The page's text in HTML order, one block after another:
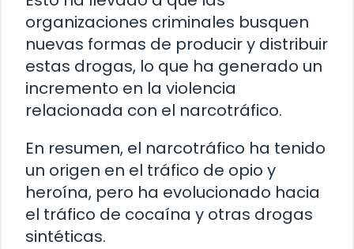
organizaciones criminales busquen
nuevas formas de producir y distribuir
estas drogas, lo que ha generado un
incremento en la violencia
relacionada con el narcotráfico.
En resumen, el narcotráfico ha tenido
un origen en el tráfico de opio y
heroína, pero ha evolucionado hacia
el tráfico de cocaína y otras drogas
sintéticas.